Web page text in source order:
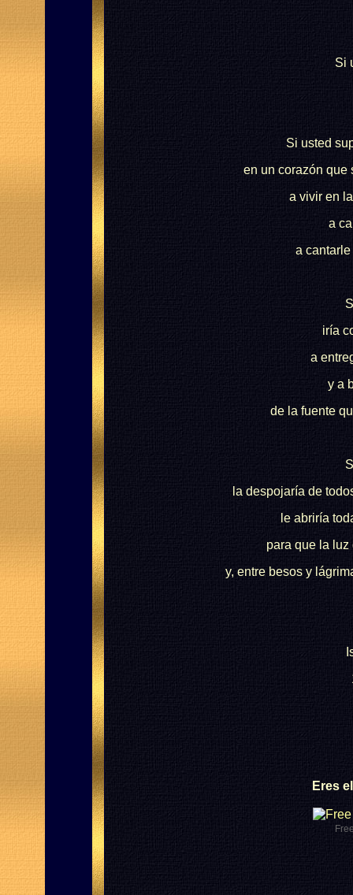
Si
Si usted
en un corazón que
a vivir en
a
a
iría
a
y a
de la fuente
la despojaría de
le abriría
para que la luz
y, entre besos y
Eres